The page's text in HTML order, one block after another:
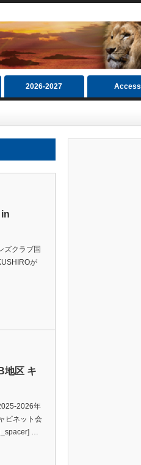
2026‐2027 Access
ズクラブ国
が
地区 キ
2026年
ビネット会
…